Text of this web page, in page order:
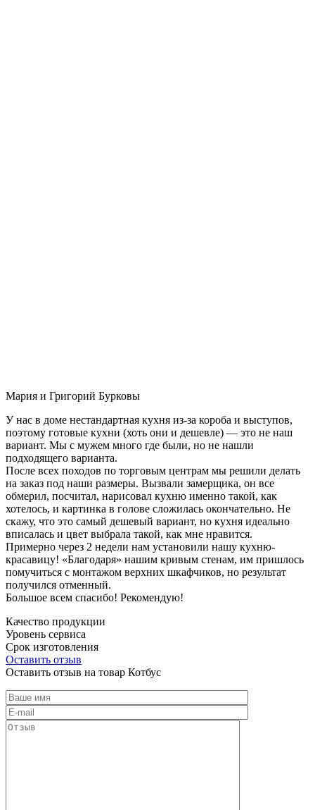
Мария и Григорий Бурковы
У нас в доме нестандартная кухня из-за короба и выступов,
поэтому готовые кухни (хоть они и дешевле) — это не наш
вариант. Мы с мужем много где были, но не нашли
подходящего варианта.
После всех походов по торговым центрам мы решили делать
на заказ под наши размеры. Вызвали замерщика, он все
обмерил, посчитал, нарисовал кухню именно такой, как
хотелось, и картинка в голове сложилась окончательно. Не
скажу, что это самый дешевый вариант, но кухня идеально
вписалась и цвет выбрала такой, как мне нравится.
Примерно через 2 недели нам установили нашу кухню-
красавицу! «Благодаря» нашим кривым стенам, им пришлось
помучиться с монтажом верхних шкафчиков, но результат
получился отменный.
Большое всем спасибо! Рекомендую!
Качество продукции
Уровень сервиса
Срок изготовления
Оставить отзыв
Оставить отзыв на товар Котбус